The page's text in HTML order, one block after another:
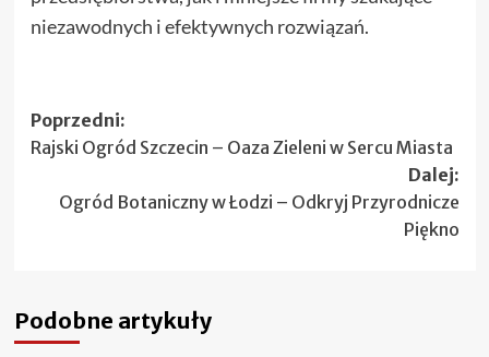
niezawodnych i efektywnych rozwiązań.
Zobacz
wpisy
Poprzedni:
Rajski Ogród Szczecin – Oaza Zieleni w Sercu Miasta
Dalej:
Ogród Botaniczny w Łodzi – Odkryj Przyrodnicze
Piękno
Podobne artykuły